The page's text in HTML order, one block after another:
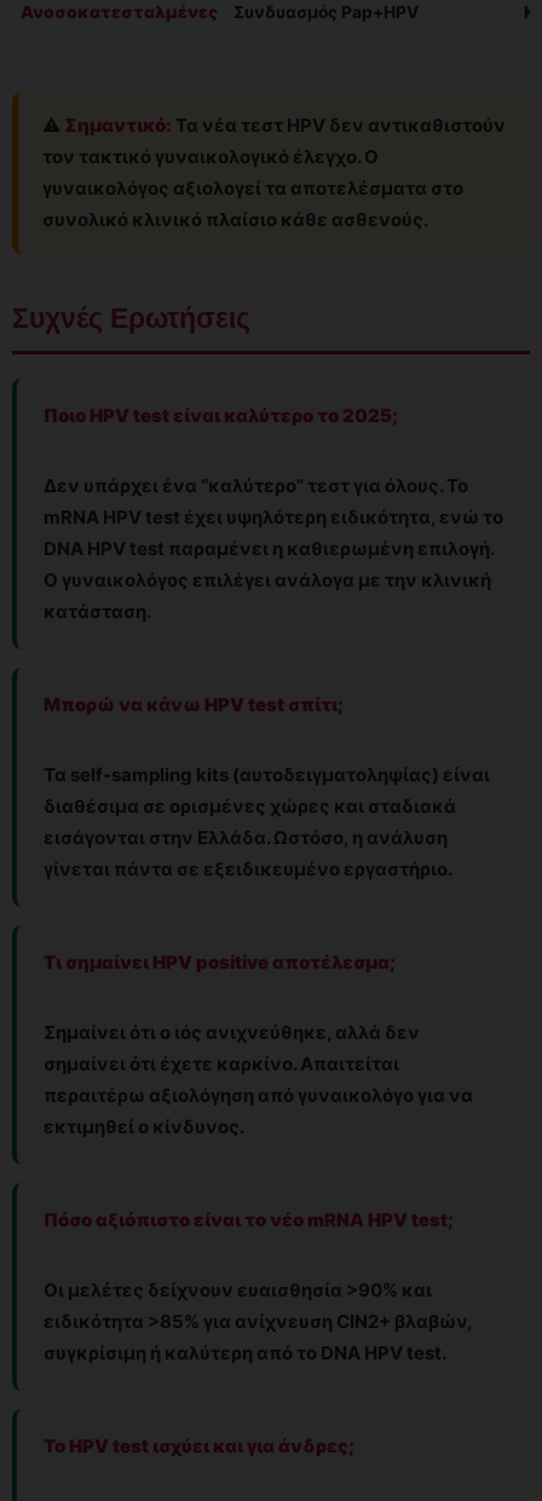
Ανοσοκατεσταλμένες Συνδυασμός Pap+HPV
⚠️ Σημαντικό: Τα νέα τεστ HPV δεν αντικαθιστούν
τον τακτικό γυναικολογικό έλεγχο. Ο
γυναικολόγος αξιολογεί τα αποτελέσματα στο
συνολικό κλινικό πλαίσιο κάθε ασθενούς.
Συχνές Ερωτήσεις
Ποιο HPV test είναι καλύτερο το 2025;
Δεν υπάρχει ένα “καλύτερο” τεστ για όλους. Το
mRNA HPV test έχει υψηλότερη ειδικότητα, ενώ το
DNA HPV test παραμένει η καθιερωμένη επιλογή.
Ο γυναικολόγος επιλέγει ανάλογα με την κλινική
κατάσταση.
Μπορώ να κάνω HPV test σπίτι;
Τα self-sampling kits (αυτοδειγματοληψίας) είναι
διαθέσιμα σε ορισμένες χώρες και σταδιακά
εισάγονται στην Ελλάδα. Ωστόσο, η ανάλυση
γίνεται πάντα σε εξειδικευμένο εργαστήριο.
Τι σημαίνει HPV positive αποτέλεσμα;
Σημαίνει ότι ο ιός ανιχνεύθηκε, αλλά δεν
σημαίνει ότι έχετε καρκίνο. Απαιτείται
περαιτέρω αξιολόγηση από γυναικολόγο για να
εκτιμηθεί ο κίνδυνος.
Πόσο αξιόπιστο είναι το νέο mRNA HPV test;
Οι μελέτες δείχνουν ευαισθησία >90% και
ειδικότητα >85% για ανίχνευση CIN2+ βλαβών,
συγκρίσιμη ή καλύτερη από το DNA HPV test.
Το HPV test ισχύει και για άνδρες;